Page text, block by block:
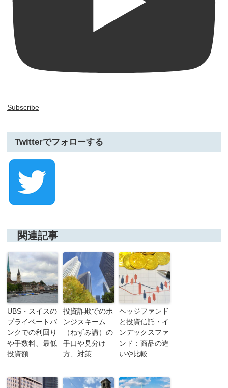
Subscribe
Twitterでフォローする
関連記事
UBS・スイスの
プライベートバ
ンクでの利回り
や手数料、最低
投資額
投資詐欺でのポ
ンジスキーム
（ねずみ講）の
手口や見分け
方、対策
ヘッジファンド
と投資信託・イ
ンデックスファ
ンド：商品の違
いや比較